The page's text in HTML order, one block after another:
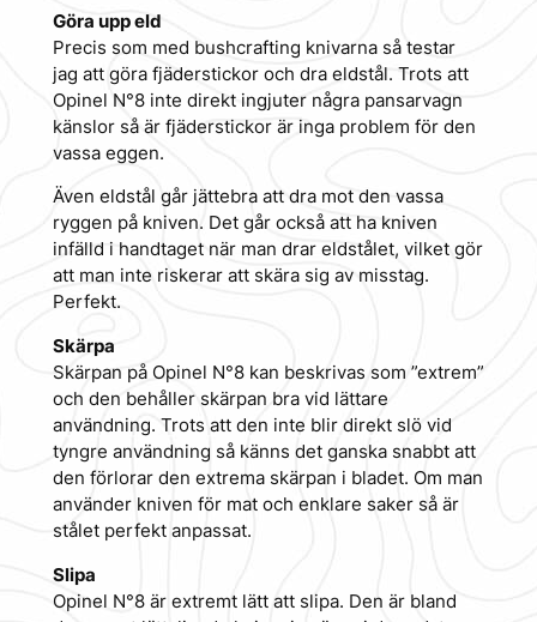
Göra upp eld
Precis som med bushcrafting knivarna så testar
jag att göra fjäderstickor och dra eldstål. Trots att
Opinel N°8 inte direkt ingjuter några pansarvagn
känslor så är fjäderstickor är inga problem för den
vassa eggen.
Även eldstål går jättebra att dra mot den vassa
ryggen på kniven. Det går också att ha kniven
infälld i handtaget när man drar eldstålet, vilket gör
att man inte riskerar att skära sig av misstag.
Perfekt.
Skärpa
Skärpan på Opinel N°8 kan beskrivas som ”extrem”
och den behåller skärpan bra vid lättare
användning. Trots att den inte blir direkt slö vid
tyngre användning så känns det ganska snabbt att
den förlorar den extrema skärpan i bladet. Om man
använder kniven för mat och enklare saker så är
stålet perfekt anpassat.
Slipa
Opinel N°8 är extremt lätt att slipa. Den är bland